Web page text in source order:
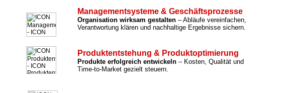
Managementsysteme & Geschäftsprozesse
Organisation wirksam gestalten – Abläufe vereinfachen,
Verantwortung klären und nachhaltige Ergebnisse sichern.
Produktentstehung & Produktoptimierung
Produkte erfolgreich entwickeln – Kosten, Qualität und
Time-to-Market gezielt steuern.